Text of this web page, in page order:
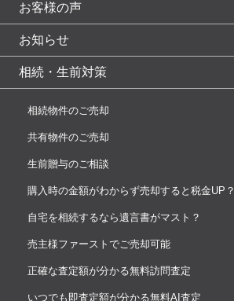
お客様の声
お知らせ
相続・生前対策
相続物件のご売却
共有物件のご売却
生前贈与のご相談
購入時の金額がわからず売却すると税金UP？
自宅を相続するなら遺言書がマスト？
売主様ファーストでご売却可能
正確な査定額が分かる無料訪問査定
いつでも即査定額が分かる無料AI査定